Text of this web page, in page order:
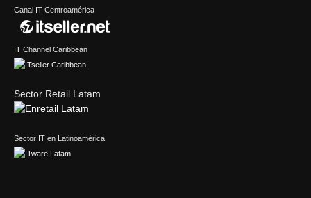
Canal IT Centroamérica
IT Channel Caribbean
Sector Retail Latam
Sector IT en Latinoamérica